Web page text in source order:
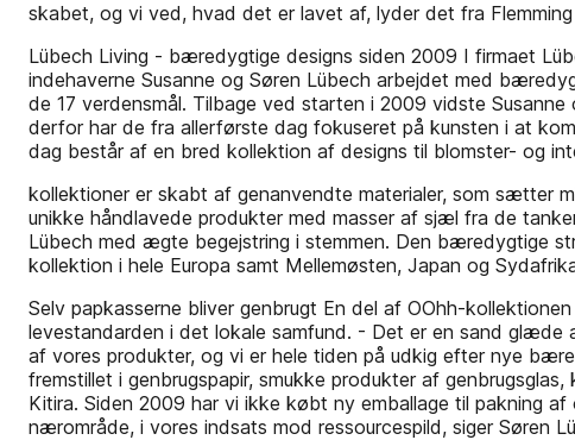
skabet, og vi ved, hvad det er lavet af, lyder det fra
Lübech Living - bæredygtige designs siden 2009 I firmaet
indehaverne Susanne og Søren Lübech arbejdet med
de 17 verdensmål. Tilbage ved starten i 2009 vidste
derfor har de fra allerførste dag fokuseret på kunsten i at
dag består af en bred kollektion af designs til blomster- og
kollektioner er skabt af genanvendte materialer, som sætter
unikke håndlavede produkter med masser af sjæl fra de
Lübech med ægte begejstring i stemmen. Den bæredygtige
kollektion i hele Europa samt Mellemøsten, Japan og
Selv papkasserne bliver genbrugt En del af OOhh-
levestandarden i det lokale samfund. - Det er en sand
af vores produkter, og vi er hele tiden på udkig efter nye
fremstillet i genbrugspapir, smukke produkter af
Kitira. Siden 2009 har vi ikke købt ny emballage til pakning
nærområde, i vores indsats mod ressourcespild, siger Søren